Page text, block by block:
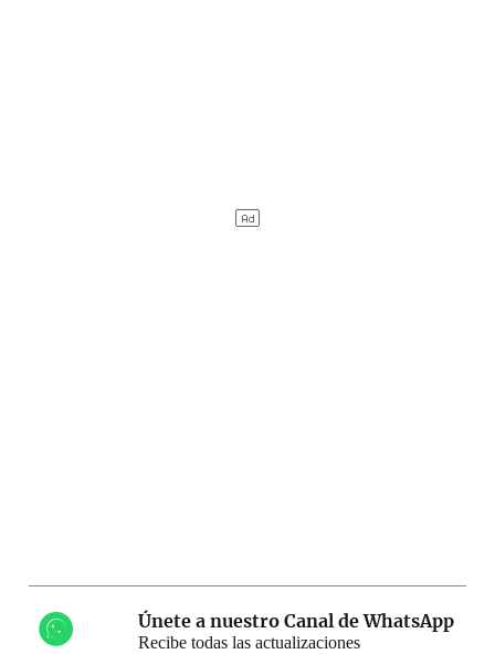
Únete a nuestro Canal de WhatsApp
Recibe todas las actualizaciones